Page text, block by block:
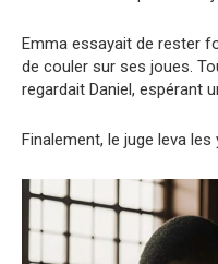
Emma essayait de rester
de couler sur ses joues.
regardait Daniel, espérant
Finalement, le juge leva les